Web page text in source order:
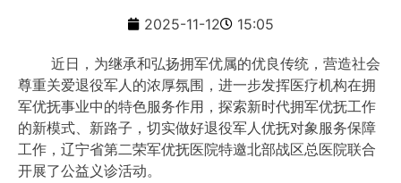
2025-11-12 15:05
近日，为继承和弘扬拥军优属的优良传统，营造社会
尊重关爱退役军人的浓厚氛围，进一步发挥医疗机构在拥
军优抚事业中的特色服务作用，探索新时代拥军优抚工作
的新模式、新路子，切实做好退役军人优抚对象服务保障
工作，辽宁省第二荣军优抚医院特邀北部战区总医院联合
开展了公益义诊活动。